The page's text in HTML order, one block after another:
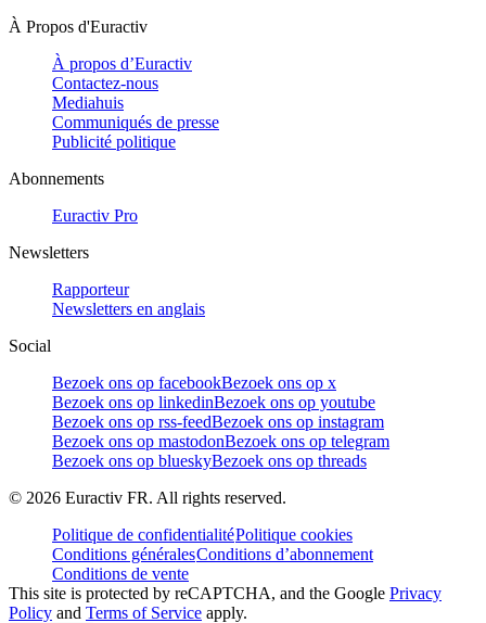
À Propos d'Euractiv
À propos d’Euractiv
Contactez-nous
Mediahuis
Communiqués de presse
Publicité politique
Abonnements
Euractiv Pro
Newsletters
Rapporteur
Newsletters en anglais
Social
Bezoek ons op facebookBezoek ons op x
Bezoek ons op linkedinBezoek ons op youtube
Bezoek ons op rss-feedBezoek ons op instagram
Bezoek ons op mastodonBezoek ons op telegram
Bezoek ons op blueskyBezoek ons op threads
© 2026 Euractiv FR. All rights reserved.
Politique de confidentialitéPolitique cookies
Conditions généralesConditions d’abonnement
Conditions de vente
This site is protected by reCAPTCHA, and the Google Privacy
Policy and Terms of Service apply.